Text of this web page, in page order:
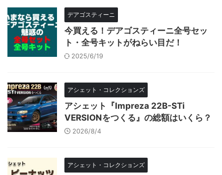
デアゴスティーニ
今買える！デアゴスティーニ全号セッ
ト・全号キットがねらい目だ！
2025/6/19
アシェット・コレクションズ
アシェット『Impreza 22B-STi
VERSIONをつくる』の総額はいくら？
2026/8/4
アシェット・コレクションズ